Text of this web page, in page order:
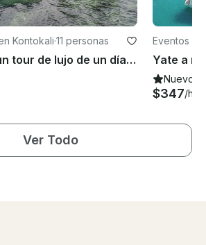
Kontokali·11 personas
Disfruta de un tour de lujo de un día completo con nuestro nuevo Rib
Eventos
Nuevo
$347/
Ver Todo